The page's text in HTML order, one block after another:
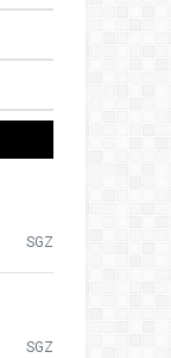
SGZ
SGZ